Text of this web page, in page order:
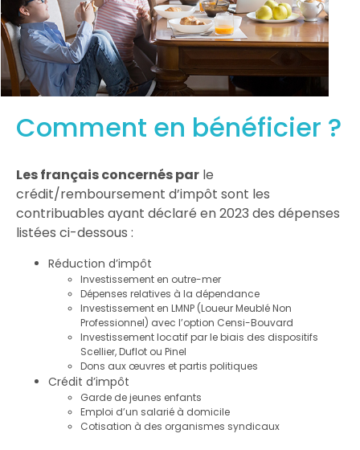
Comment en bénéficier ?
Les français concernés par le
crédit/remboursement d’impôt sont les
contribuables ayant déclaré en 2023 des dépenses
listées ci-dessous :
Réduction d’impôt
Investissement en outre-mer
Dépenses relatives à la dépendance
Investissement en LMNP (Loueur Meublé Non
Professionnel) avec l’option Censi-Bouvard
Investissement locatif par le biais des dispositifs
Scellier, Duflot ou Pinel
Dons aux œuvres et partis politiques
Crédit d’impôt
Garde de jeunes enfants
Emploi d’un salarié à domicile
Cotisation à des organismes syndicaux